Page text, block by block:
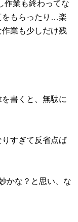
作業も終わってな
をもらったり…楽
業も少しだけ残
書くと、無駄に
すぎて反省点ば
かな？と思い、な